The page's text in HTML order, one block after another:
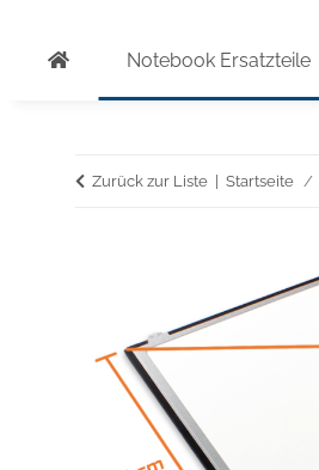
Notebook Ersatzteile
Zurück zur Liste Startseite